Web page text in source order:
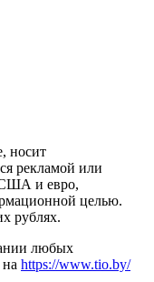
носит
рекламой или
США и евро,
целью.
рублях.
любых
https://www.tio.by/